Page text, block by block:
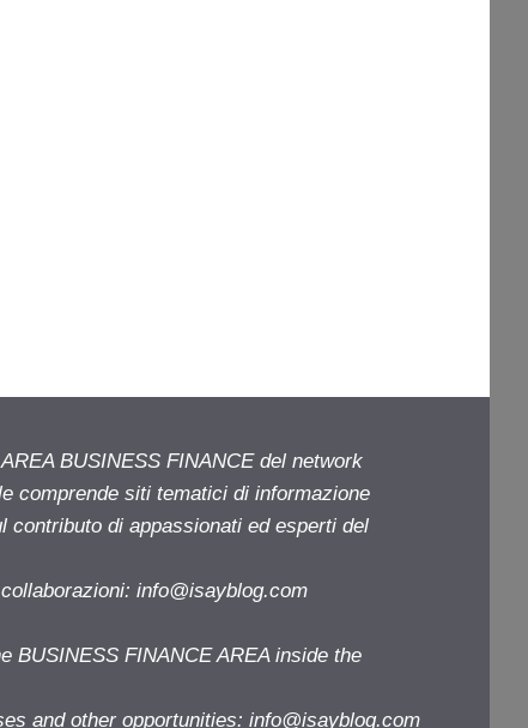
BUSINESS FINANCE del network
comprende siti tematici di informazione
contributo di appassionati ed esperti del
info@isayblog.com
BUSINESS FINANCE AREA inside the
and other opportunities: info@isayblog.com